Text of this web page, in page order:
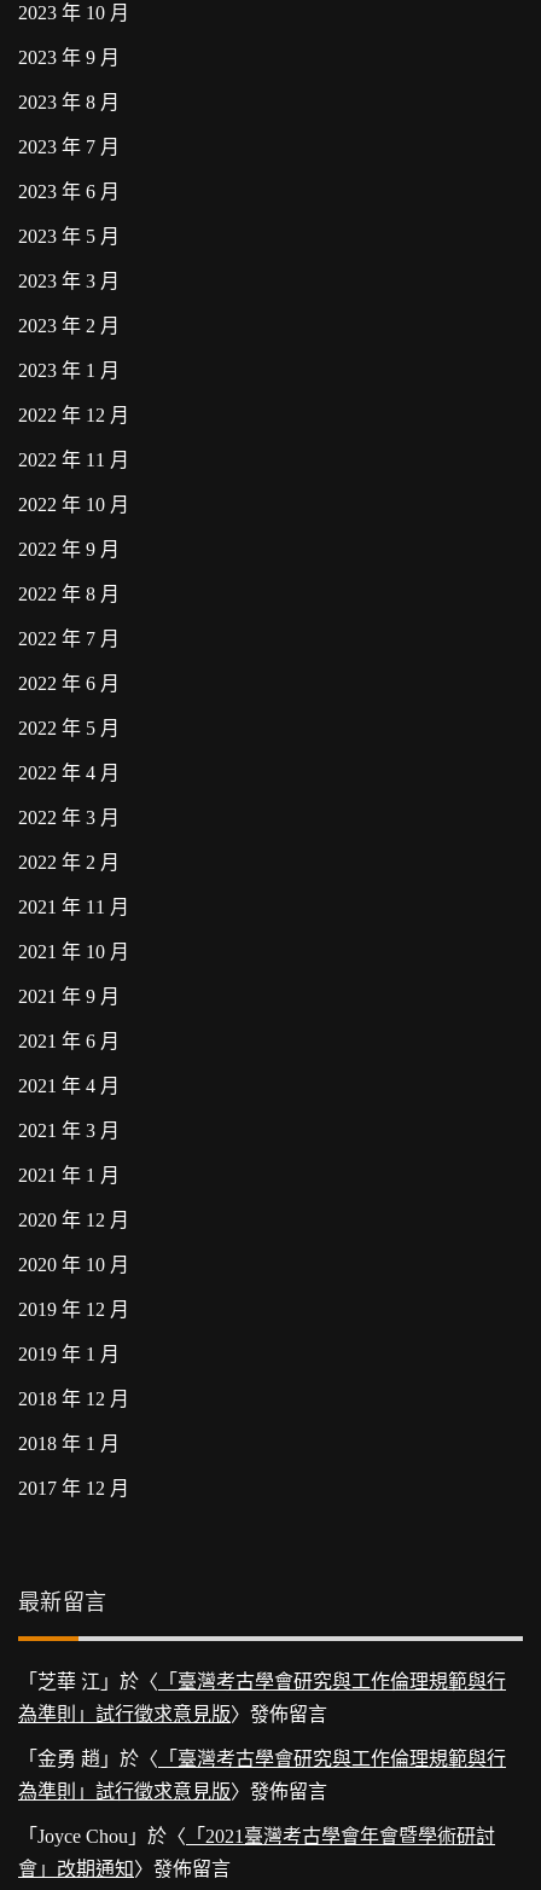
2023 年 10 月
2023 年 9 月
2023 年 8 月
2023 年 7 月
2023 年 6 月
2023 年 5 月
2023 年 3 月
2023 年 2 月
2023 年 1 月
2022 年 12 月
2022 年 11 月
2022 年 10 月
2022 年 9 月
2022 年 8 月
2022 年 7 月
2022 年 6 月
2022 年 5 月
2022 年 4 月
2022 年 3 月
2022 年 2 月
2021 年 11 月
2021 年 10 月
2021 年 9 月
2021 年 6 月
2021 年 4 月
2021 年 3 月
2021 年 1 月
2020 年 12 月
2020 年 10 月
2019 年 12 月
2019 年 1 月
2018 年 12 月
2018 年 1 月
2017 年 12 月
最新留言
「 芝華 江 」於〈 「臺灣考古學會研究與工作倫理規範與行
為準則」試行徵求意見版〉發佈留言
「 金勇 趙 」於〈 「臺灣考古學會研究與工作倫理規範與行
為準則」試行徵求意見版〉發佈留言
「 Joyce Chou 」於〈 「2021臺灣考古學會年會暨學術研討
會」改期通知〉發佈留言